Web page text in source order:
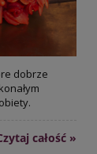
dobrze
całość »